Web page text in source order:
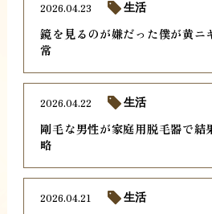
鏡を見るのが嫌だった僕が黄ニ
常
2026.04.23 生活
剛毛な男性が家庭用脱毛器で結
略
2026.04.22 生活
2026.04.21 生活